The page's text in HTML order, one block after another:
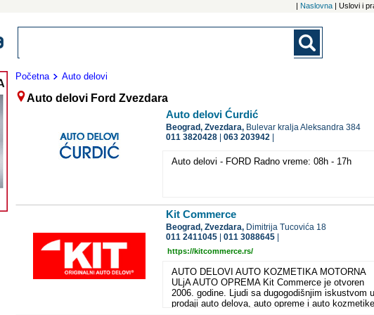
| Naslovna | Uslovi i
Početna Auto delovi
Auto delovi Ford Zvezdara
Auto delovi Ćurdić
Beograd,Zvezdara, Bulevar kralja Aleksandra 384
011 3820428 |063 203942
Auto delovi - FORD Radno vreme: 08h - 17h
Kit Commerce
Beograd,Zvezdara, Dimitrija Tucovića 18
011 2411045 |011 3088645
https://kitcommerce.rs/
AUTO DELOVI AUTO KOZMETIKA MOTORNA
ULjA AUTO OPREMA Kit Commerce je otvoren
2006. godine. Ljudi sa dugogodišnjim iskustvom u
prodaji auto delova, auto opreme i auto kozmetike